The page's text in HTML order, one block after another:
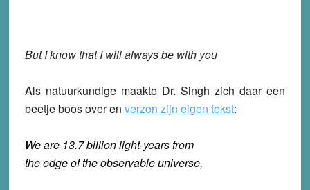
But I know that I will always be with you
Als natuurkundige maakte Dr. Singh zich daar een
beetje boos over en verzon zijn eigen tekst:
We are 13.7 billion light-years from
the edge of the observable universe,